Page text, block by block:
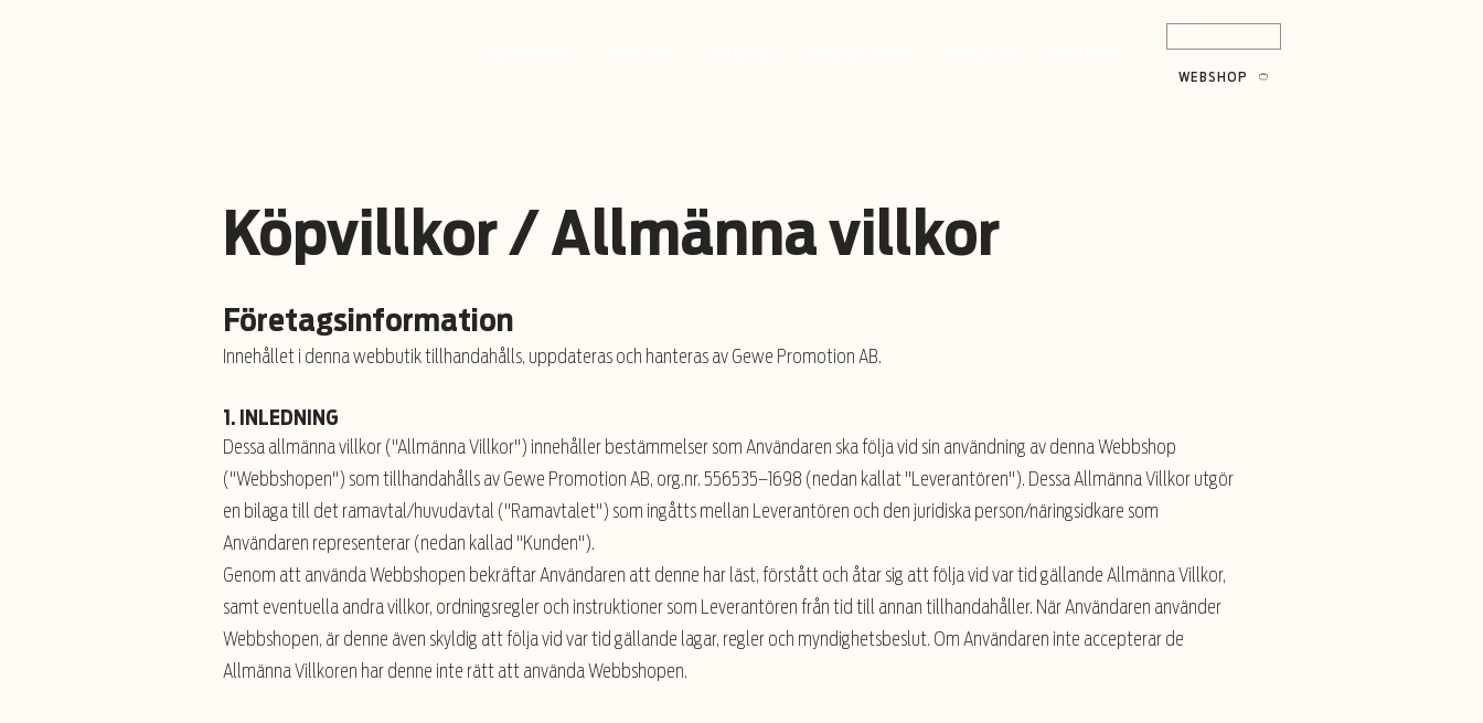
WEBSHOP
Köpvillkor / Allmänna villkor
Företagsinformation
Innehållet i denna webbutik tillhandahålls, uppdateras och hanteras av Gewe Promotion AB.
1. INLEDNING
Dessa allmänna villkor ("Allmänna Villkor") innehåller bestämmelser som Användaren ska följa vid sin användning av denna Webbshop
("Webbshopen") som tillhandahålls av Gewe Promotion AB, org.nr. 556535–1698 (nedan kallat "Leverantören"). Dessa Allmänna Villkor utgör
en bilaga till det ramavtal/huvudavtal ("Ramavtalet") som ingåtts mellan Leverantören och den juridiska person/näringsidkare som
Användaren representerar (nedan kallad "Kunden").
Genom att använda Webbshopen bekräftar Användaren att denne har läst, förstått och åtar sig att följa vid var tid gällande Allmänna Villkor,
samt eventuella andra villkor, ordningsregler och instruktioner som Leverantören från tid till annan tillhandahåller. När Användaren använder
Webbshopen, är denne även skyldig att följa vid var tid gällande lagar, regler och myndighetsbeslut. Om Användaren inte accepterar de
Allmänna Villkoren har denne inte rätt att använda Webbshopen.